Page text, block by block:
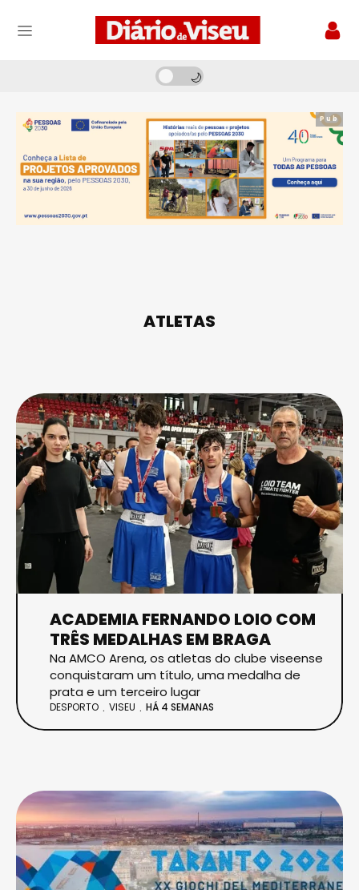
Pub
ATLETAS
ACADEMIA FERNANDO LOIO COM
TRÊS MEDALHAS EM BRAGA
Na AMCO Arena, os atletas do clube viseense
conquistaram um título, uma medalha de
prata e um terceiro lugar
DESPORTO VISEU HÁ 4 SEMANAS